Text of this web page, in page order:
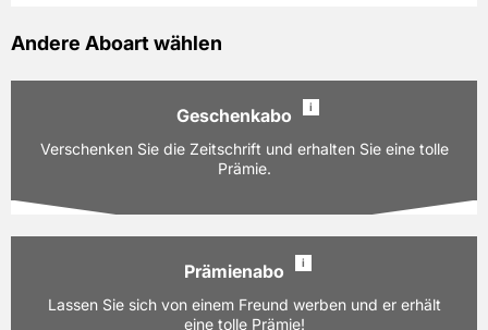
Andere Aboart wählen
Geschenkabo i
Verschenken Sie die Zeitschrift und erhalten Sie eine tolle
Prämie.
Ausgaben:
12 Hefte für je z.Zt. 10,50 EUR
12 Monate
Prämienabo i
Lassen Sie sich von einem Freund werben und er erhält
eine tolle Prämie!